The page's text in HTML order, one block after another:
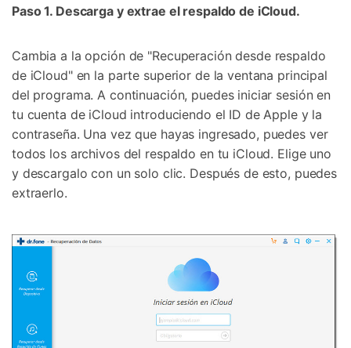
Paso 1. Descarga y extrae el respaldo de iCloud.
Cambia a la opción de "Recuperación desde respaldo
de iCloud" en la parte superior de la ventana principal
del programa. A continuación, puedes iniciar sesión en
tu cuenta de iCloud introduciendo el ID de Apple y la
contraseña. Una vez que hayas ingresado, puedes ver
todos los archivos del respaldo en tu iCloud. Elige uno
y descargalo con un solo clic. Después de esto, puedes
extraerlo.